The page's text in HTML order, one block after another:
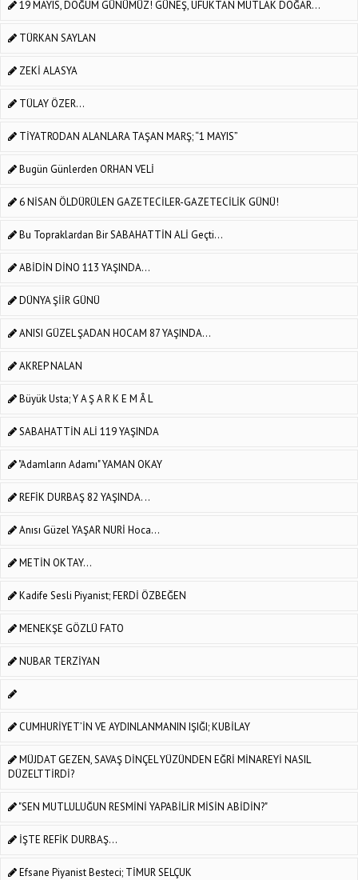
19 MAYIS, DOĞUM GÜNÜMÜZ! GÜNEŞ, UFUKTAN MUTLAK DOĞAR…
TÜRKAN SAYLAN
ZEKİ ALASYA
TÜLAY ÖZER...
TİYATRODAN ALANLARA TAŞAN MARŞ; “1 MAYIS”
Bugün Günlerden ORHAN VELİ
6 NİSAN ÖLDÜRÜLEN GAZETECİLER-GAZETECİLİK GÜNÜ!
Bu Topraklardan Bir SABAHATTİN ALİ Geçti...
ABİDİN DİNO 113 YAŞINDA...
DÜNYA ŞİİR GÜNÜ
ANISI GÜZEL ŞADAN HOCAM 87 YAŞINDA...
AKREP NALAN
Büyük Usta; Y A Ş A R K E M Â L
SABAHATTİN ALİ 119 YAŞINDA
"Adamların Adamı" YAMAN OKAY
REFİK DURBAŞ 82 YAŞINDA. ..
Anısı Güzel YAŞAR NURİ Hoca...
METİN OKTAY...
Kadife Sesli Piyanist; FERDİ ÖZBEĞEN
MENEKŞE GÖZLÜ FATO
NUBAR TERZİYAN
CUMHURİYET’İN VE AYDINLANMANIN IŞIĞI; KUBİLAY
MÜJDAT GEZEN, SAVAŞ DİNÇEL YÜZÜNDEN EĞRİ MİNAREYİ NASIL
DÜZELTTİRDİ?
"SEN MUTLULUĞUN RESMİNİ YAPABİLİR MİSİN ABİDİN?"
İŞTE REFİK DURBAŞ...
Efsane Piyanist Besteci; TİMUR SELÇUK